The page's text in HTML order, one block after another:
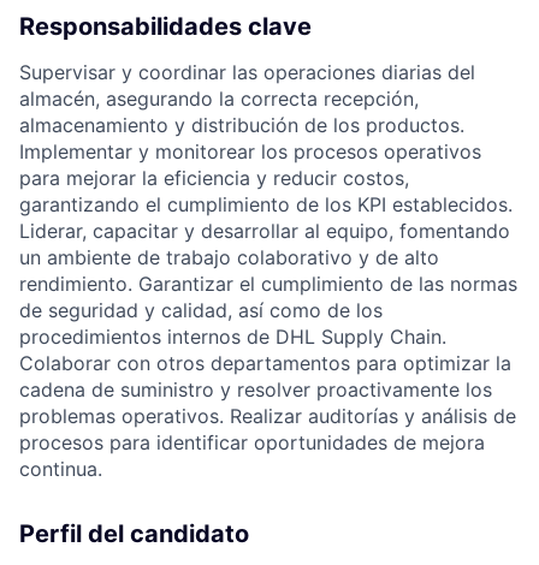
Responsabilidades clave
Supervisar y coordinar las operaciones diarias del
almacén, asegurando la correcta recepción,
almacenamiento y distribución de los productos.
Implementar y monitorear los procesos operativos
para mejorar la eficiencia y reducir costos,
garantizando el cumplimiento de los KPI establecidos.
Liderar, capacitar y desarrollar al equipo, fomentando
un ambiente de trabajo colaborativo y de alto
rendimiento. Garantizar el cumplimiento de las normas
de seguridad y calidad, así como de los
procedimientos internos de DHL Supply Chain.
Colaborar con otros departamentos para optimizar la
cadena de suministro y resolver proactivamente los
problemas operativos. Realizar auditorías y análisis de
procesos para identificar oportunidades de mejora
continua.
Perfil del candidato